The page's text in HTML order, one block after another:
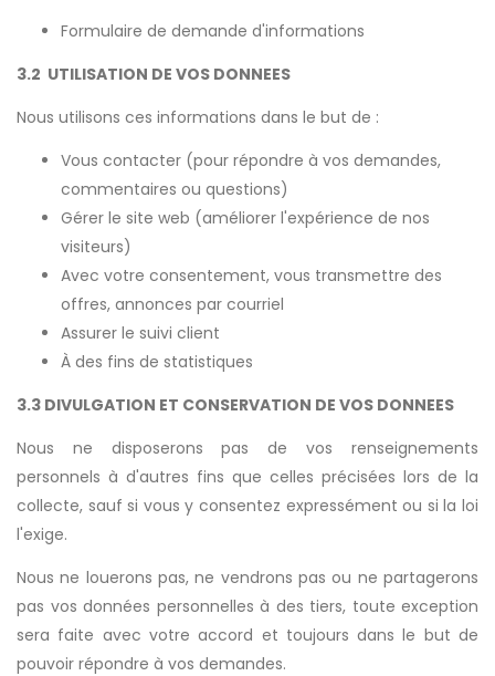
Formulaire de demande d'informations
3.2 UTILISATION DE VOS DONNEES
Nous utilisons ces informations dans le but de :
Vous contacter (pour répondre à vos demandes,
commentaires ou questions)
Gérer le site web (améliorer l'expérience de nos
visiteurs)
Avec votre consentement, vous transmettre des
offres, annonces par courriel
Assurer le suivi client
À des fins de statistiques
3.3 DIVULGATION ET CONSERVATION DE VOS DONNEES
Nous ne disposerons pas de vos renseignements
personnels à d'autres fins que celles précisées lors de la
collecte, sauf si vous y consentez expressément ou si la loi
l'exige.
Nous ne louerons pas, ne vendrons pas ou ne partagerons
pas vos données personnelles à des tiers, toute exception
sera faite avec votre accord et toujours dans le but de
pouvoir répondre à vos demandes.